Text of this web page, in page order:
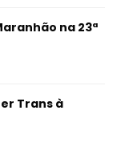
na 23ª
Trans à